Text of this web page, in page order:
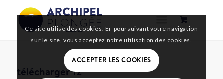
télécharger 12
Ce site utilise des cookies. En poursuivant votre navigation
sur le site, vous acceptez notre utilisation des cookies.
ACCEPTER LES COOKIES